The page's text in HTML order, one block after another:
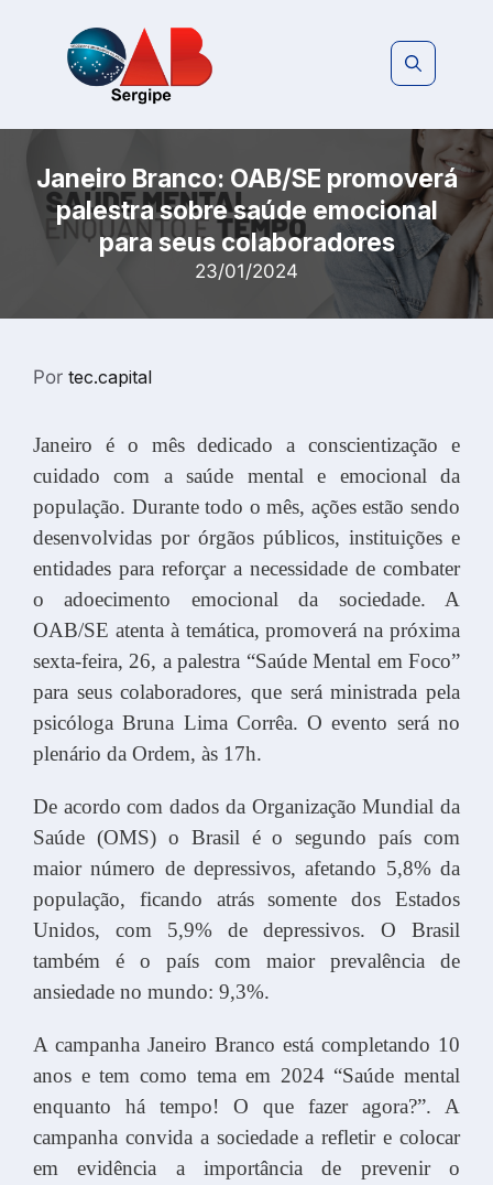
Janeiro Branco: OAB/SE promoverá
palestra sobre saúde emocional
para seus colaboradores
23/01/2024
Por tec.capital
Janeiro é o mês dedicado a conscientização e
cuidado com a saúde mental e emocional da
população. Durante todo o mês, ações estão sendo
desenvolvidas por órgãos públicos, instituições e
entidades para reforçar a necessidade de combater
o adoecimento emocional da sociedade. A
OAB/SE atenta à temática, promoverá na próxima
sexta-feira, 26, a palestra “Saúde Mental em Foco”
para seus colaboradores, que será ministrada pela
psicóloga Bruna Lima Corrêa. O evento será no
plenário da Ordem, às 17h.
De acordo com dados da Organização Mundial da
Saúde (OMS) o Brasil é o segundo país com
maior número de depressivos, afetando 5,8% da
população, ficando atrás somente dos Estados
Unidos, com 5,9% de depressivos. O Brasil
também é o país com maior prevalência de
ansiedade no mundo: 9,3%.
A campanha Janeiro Branco está completando 10
anos e tem como tema em 2024 “Saúde mental
enquanto há tempo! O que fazer agora?”. A
campanha convida a sociedade a refletir e colocar
em evidência a importância de prevenir o